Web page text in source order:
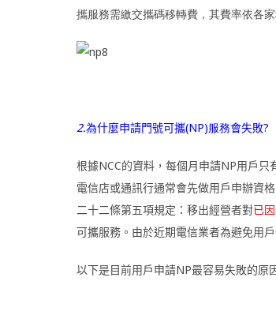
攜服務需繳交攜碼移轉費，其費率依各
2.為什麼申請門號可攜(NP)服務會失敗?
根據NCC的資料，每個月申請NP用戶
電信店或通訊行通常會先做用戶申辦資
二十二條第五項規定：移出經營者對已
可攜服務。由於近期電信業者為避免用
以下是目前用戶申請NP最容易失敗的原